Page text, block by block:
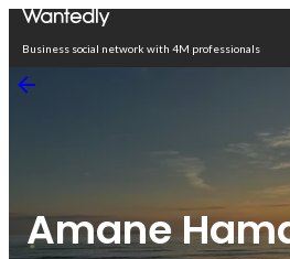
Business social network with 4M professionals
Amane